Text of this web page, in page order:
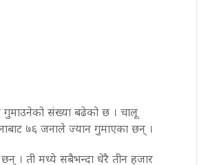
गुमाउनेको संख्या बढेको छ । चालू
७६ जनाले ज्यान गुमाएका छन् ।
छन् । ती मध्ये सबैभन्दा धेरै तीन हजार